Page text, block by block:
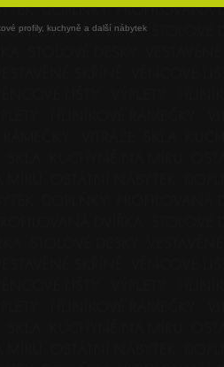
profily, kuchyně a další nábytek